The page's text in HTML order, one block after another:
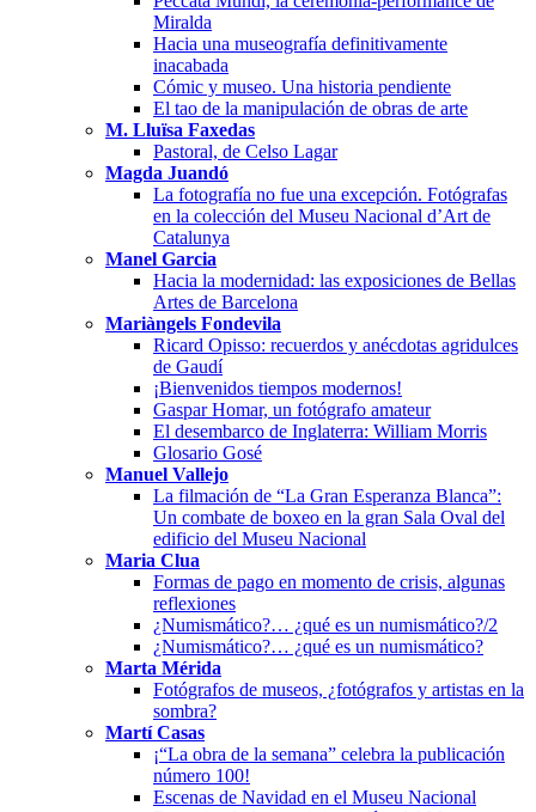
Miralda
Hacia una museografía definitivamente
inacabada
Cómic y museo. Una historia pendiente
El tao de la manipulación de obras de arte
M. Lluïsa Faxedas
Pastoral, de Celso Lagar
Magda Juandó
La fotografía no fue una excepción. Fotógrafas
en la colección del Museu Nacional d’Art de
Catalunya
Manel Garcia
Hacia la modernidad: las exposiciones de Bellas
Artes de Barcelona
Mariàngels Fondevila
Ricard Opisso: recuerdos y anécdotas agridulces
de Gaudí
¡Bienvenidos tiempos modernos!
Gaspar Homar, un fotógrafo amateur
El desembarco de Inglaterra: William Morris
Glosario Gosé
Manuel Vallejo
La filmación de “La Gran Esperanza Blanca”:
Un combate de boxeo en la gran Sala Oval del
edificio del Museu Nacional
Maria Clua
Formas de pago en momento de crisis, algunas
reflexiones
¿Numismático?… ¿qué es un numismático?/2
¿Numismático?… ¿qué es un numismático?
Marta Mérida
Fotógrafos de museos, ¿fotógrafos y artistas en la
sombra?
Martí Casas
¡“La obra de la semana” celebra la publicación
número 100!
Escenas de Navidad en el Museu Nacional